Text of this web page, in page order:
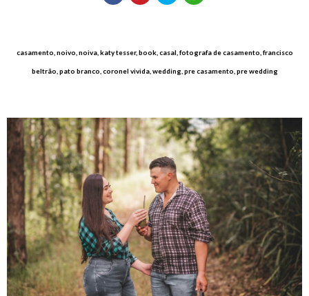
casamento, noivo, noiva, katy tesser, book, casal, fotografa de casamento, francisco
beltrão, pato branco, coronel vivida, wedding, pre casamento, pre wedding